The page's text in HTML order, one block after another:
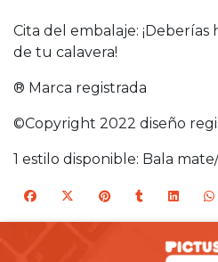
Cita del embalaje:
de tu calavera!
® Marca registrada
©Copyright 2022 diseño
1 estilo disponible: Bala